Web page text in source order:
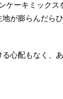
ケーキミック
が膨らんだら
心配もなく、